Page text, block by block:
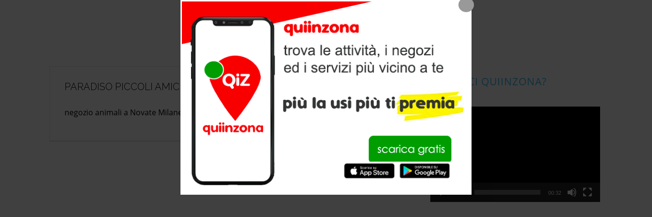
PARADISO PICCOLI AMICI DI SCRIGNARI ROBERTO
negozio animali a Novate Milanese, provincia di Milano
CONOSCI QUIINZONA?
Video
Player
00:32